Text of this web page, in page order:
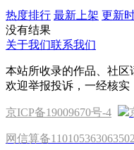
热度排行 最新上架 更新
没有结果
关于我们联系我们
本站所收录的作品、社
欢迎举报投诉，一经核实
京ICP备19009670号-4
网信算备